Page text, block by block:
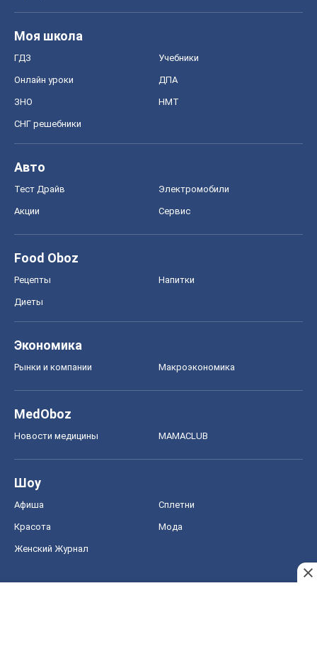
Моя школа
ГДЗ Учебники
Онлайн уроки ДПА
ЗНО НМТ
СНГ решебники
Авто
Тест Драйв Электромобили
Акции Сервис
Food Oboz
Рецепты Напитки
Диеты
Экономика
Рынки и компании Mакроэкономика
MedOboz
Новости медицины MAMACLUB
Шоу
Афиша Сплетни
Красота Мода
Женский Журнал